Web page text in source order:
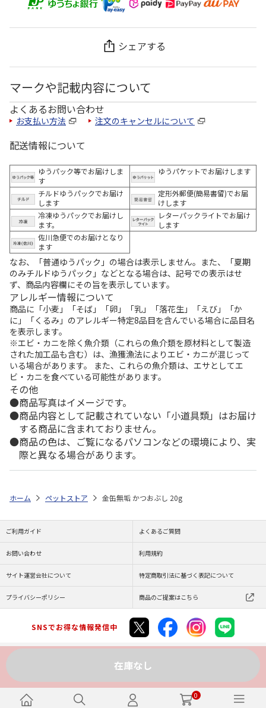
0
シェアする
マークや記載内容について
よくあるお問い合わせ
お支払い方法 注文のキャンセルについて
配送情報について
ゆうパック等でお届けしま
す
ゆうパケットでお届けします
チルドゆうパックでお届け
します
定形外郵便(簡易書留)でお届
けします
冷凍ゆうパックでお届けし
ます。
レターパックライトでお届け
します
佐川急便でのお届けとなり
ます
なお、「普通ゆうパック」の場合は表示しません。また、「夏期
のみチルドゆうパック」などとなる場合は、記号での表示はせ
ず、商品内容欄にその旨を表示しています。
アレルギー情報について
商品に「小麦」「そば」「卵」「乳」「落花生」「えび」「か
に」「くるみ」のアレルギー特定8品目を含んでいる場合に品目名
を表示します。
※エビ・カニを除く魚介類（これらの魚介類を原材料として製造
された加工品も含む）は、漁獲漁法によりエビ・カニが混じって
いる場合があります。 また、これらの魚介類は、エサとしてエ
ビ・カニを食べている可能性があります。
その他
商品写真はイメージです。
商品内容として記載されていない「小道具類」はお届け
する商品に含まれておりません。
商品の色は、ご覧になるパソコンなどの環境により、実
際と異なる場合があります。
在庫なし
ホーム ペットストア 金缶無垢 かつおぶし 20g
ご利用ガイド よくあるご質問
お問い合わせ 利用規約
サイト運営会社について 特定商取引法に基づく表記について
プライバシーポリシー 商品のご提案はこちら
SNSでお得な情報発信中